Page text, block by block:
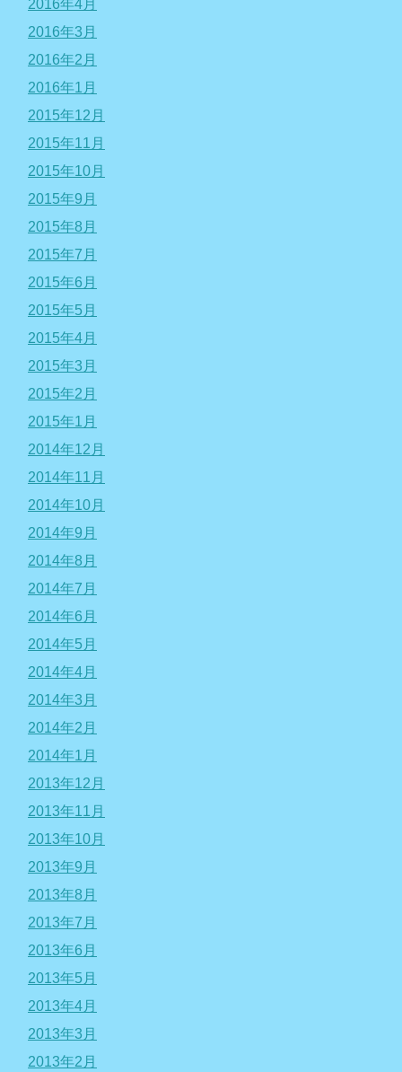
2016年4月
2016年3月
2016年2月
2016年1月
2015年12月
2015年11月
2015年10月
2015年9月
2015年8月
2015年7月
2015年6月
2015年5月
2015年4月
2015年3月
2015年2月
2015年1月
2014年12月
2014年11月
2014年10月
2014年9月
2014年8月
2014年7月
2014年6月
2014年5月
2014年4月
2014年3月
2014年2月
2014年1月
2013年12月
2013年11月
2013年10月
2013年9月
2013年8月
2013年7月
2013年6月
2013年5月
2013年4月
2013年3月
2013年2月